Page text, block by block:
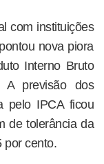
com instituições
nova piora
Interno Bruto
previsão dos
pelo IPCA ficou
de tolerância da
por cento.